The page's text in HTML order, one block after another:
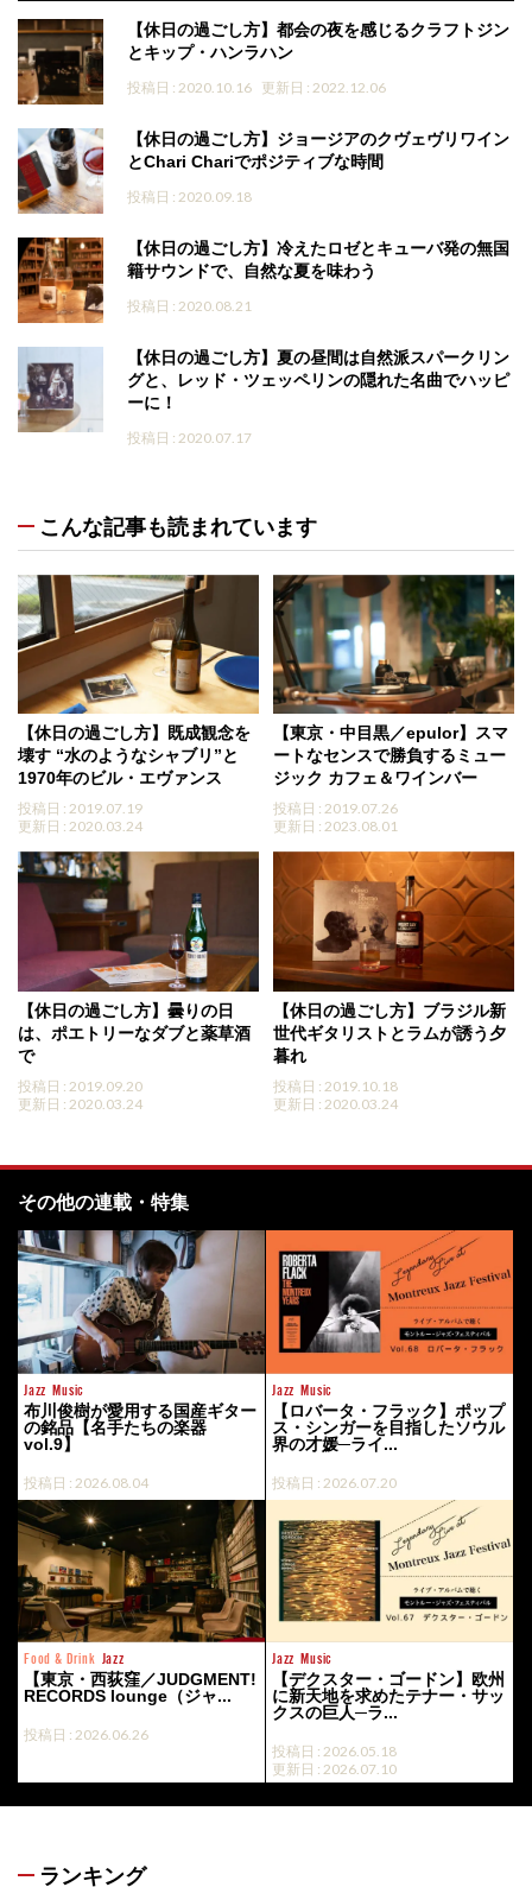
【休日の過ごし方】都会の夜を感じるクラフトジン
とキップ・ハンラハン
投稿日 : 2020.10.16 更新日 : 2022.12.06
【休日の過ごし方】ジョージアのクヴェヴリワイン
とChari Chariでポジティブな時間
投稿日 : 2020.09.18
【休日の過ごし方】冷えたロゼとキューバ発の無国
籍サウンドで、自然な夏を味わう
投稿日 : 2020.08.21
【休日の過ごし方】夏の昼間は自然派スパークリン
グと、レッド・ツェッペリンの隠れた名曲でハッピ
ーに！
投稿日 : 2020.07.17
こんな記事も読まれています
【休日の過ごし方】既成観念を
壊す “水のようなシャブリ”と
1970年のビル・エヴァンス
投稿日 : 2019.07.19
更新日 : 2020.03.24
【東京・中目黒／epulor】スマ
ートなセンスで勝負するミュー
ジック カフェ＆ワインバー
投稿日 : 2019.07.26
更新日 : 2023.08.01
【休日の過ごし方】曇りの日
は、ポエトリーなダブと薬草酒
で
投稿日 : 2019.09.20
更新日 : 2020.03.24
【休日の過ごし方】ブラジル新
世代ギタリストとラムが誘う夕
暮れ
投稿日 : 2019.10.18
更新日 : 2020.03.24
その他の連載・特集
Jazz Music
布川俊樹が愛用する国産ギター
の銘品【名手たちの楽器
vol.9】
投稿日 : 2026.08.04
Jazz Music
【ロバータ・フラック】ポップ
ス・シンガーを目指したソウル
界の才媛─ライ...
投稿日 : 2026.07.20
Food & Drink Jazz
【東京・西荻窪／JUDGMENT!
RECORDS lounge（ジャ...
投稿日 : 2026.06.26
Jazz Music
【デクスター・ゴードン】欧州
に新天地を求めたテナー・サッ
クスの巨人─ラ...
投稿日 : 2026.05.18
更新日 : 2026.07.10
ランキング